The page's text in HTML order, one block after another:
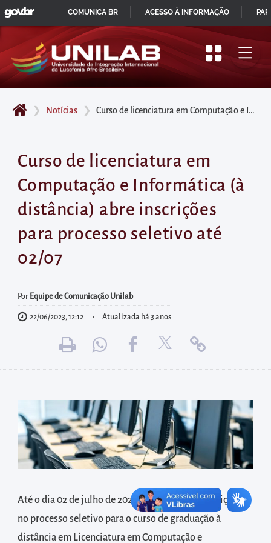
Pular
para
início
do
principal
Acessar
diretamente
o
menu
principal
Acessar
área
para
diretamente
as
informações
postas
rodapé
❯ Notícias ❯ Curso de licenciatura em Computação e Informática (à distância) abre inscrições para processo seletivo até 02/07
Curso de licenciatura em
Computação e Informática (à
distância) abre inscrições
para processo seletivo até
02/07
Por Equipe de Comunicação Unilab
22/06/2023, 12:12 Atualizada há 3 anos
Até o dia 02 de julho de 2023, estão abertas inscrições
no processo seletivo para o curso de graduação à
distância em Licenciatura em Computação e
IR
PARA
CONTEÚDO
GOVBR
COMUNICA BR ACESSO À INFORMAÇÃO